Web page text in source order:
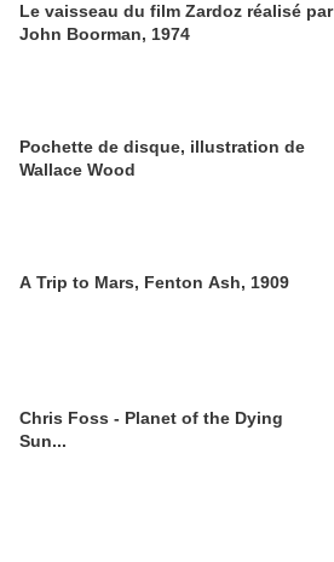
Le vaisseau du film Zardoz réalisé par
John Boorman, 1974
Pochette de disque, illustration de
Wallace Wood
A Trip to Mars, Fenton Ash, 1909
Chris Foss - Planet of the Dying
Sun...